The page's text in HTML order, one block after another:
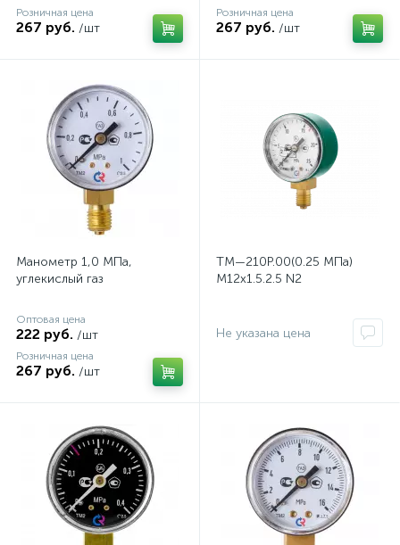
Розничная цена
267 руб. /шт
Розничная цена
267 руб. /шт
Манометр 1,0 МПа,
углекислый газ
Оптовая цена
222 руб. /шт
Розничная цена
267 руб. /шт
ТМ—210Р.00(0.25 MПa)
M12х1.5.2.5 N2
Не указана цена